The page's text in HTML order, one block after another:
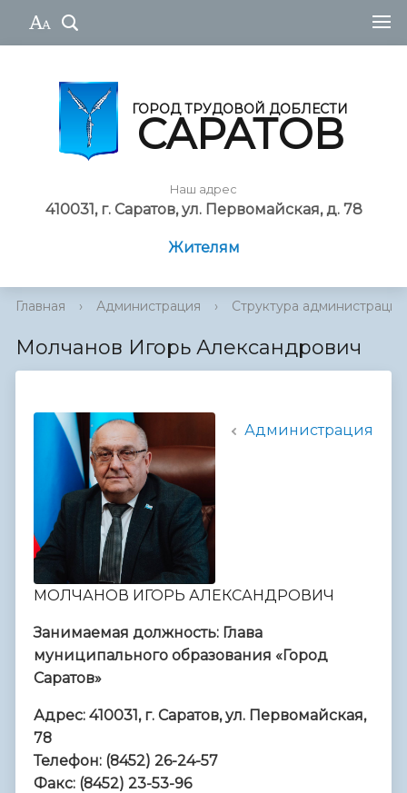
ГОРОД ТРУДОВОЙ ДОБЛЕСТИ
САРАТОВ
Наш адрес
410031, г. Саратов, ул. Первомайская, д. 78
Жителям
Главная › Администрация › Cтруктура администрации
Молчанов Игорь Александрович
Администрация
МОЛЧАНОВ ИГОРЬ АЛЕКСАНДРОВИЧ
Занимаемая должность: Глава
муниципального образования «Город
Саратов»
Адрес: 410031, г. Саратов, ул. Первомайская,
78
Телефон: (8452) 26-24-57
Факс: (8452) 23-53-96